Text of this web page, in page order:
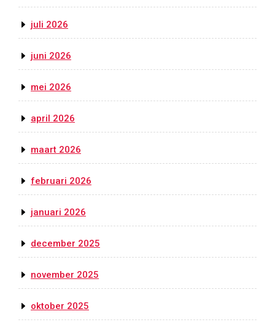
juli 2026
juni 2026
mei 2026
april 2026
maart 2026
februari 2026
januari 2026
december 2025
november 2025
oktober 2025